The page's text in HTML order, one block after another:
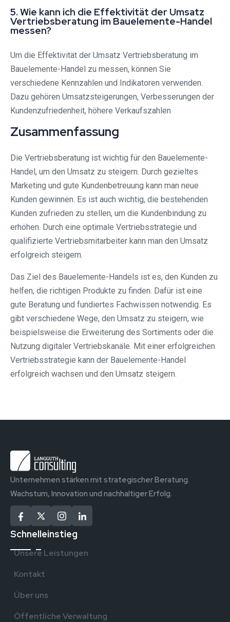
5. Wie kann ich die Effektivität der Umsatz
Vertriebsberatung im Bauelemente-Handel
messen?
Um die Effektivität der Umsatz Vertriebsberatung im
Bauelemente-Handel zu messen, können Sie
verschiedene Kennzahlen und Indikatoren verwenden.
Dazu gehören Umsatzsteigerungen, Verbesserungen der
Kundenzufriedenheit, höhere Verkaufszahlen
Zusammenfassung
Die Vertriebsberatung ist wichtig für den Bauelemente-
Handel, um den Umsatz zu steigern. Durch gezieltes
Marketing und gute Kundenbetreuung kann man neue
Kunden gewinnen. Es ist auch wichtig, die bestehenden
Kunden zufrieden zu stellen, um die Kundenbindung zu
erhöhen. Durch eine optimale Vertriebsstrategie und
qualifizierte Vertriebsmitarbeiter kann man den Umsatz
erfolgreich steigern.
Das Ziel des Bauelemente-Handels ist es, den Kunden zu
helfen, die richtigen Produkte zu finden. Dafür ist eine
gute Beratung und fundiertes Fachwissen notwendig. Es
gibt verschiedene Wege, den Umsatz zu steigern, wie
beispielsweise die Erweiterung des Sortiments oder die
Nutzung digitaler Vertriebskanäle. Mit einer erfolgreichen
Vertriebsstrategie kann der Bauelemente-Handel
erfolgreich wachsen und den Umsatz steigern.
Unternehmen stärken mit strategischer Beratung.
Wachstum, Innovation und nachhaltiger Erfolg.
Schnelleinstieg
Unsere Leistungen
Kontakt
Über uns
Öffentliche Verwaltung